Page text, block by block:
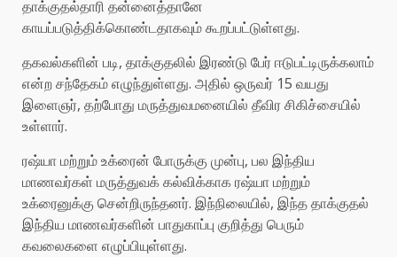
தாக்குதல்தாரி தன்னைத்தானே
காயப்படுத்திக்கொண்டதாகவும் கூறப்பட்டுள்ளது.
தகவல்களின் படி, தாக்குதலில் இரண்டு பேர் ஈடுபட்டிருக்கலாம்
என்ற சந்தேகம் எழுந்துள்ளது. அதில் ஒருவர் 15 வயது
இளைஞர், தற்போது மருத்துவமனையில் தீவிர சிகிச்சையில்
உள்ளார்.
ரஷ்யா மற்றும் உக்ரைன் போருக்கு முன்பு, பல இந்திய
மாணவர்கள் மருத்துவக் கல்விக்காக ரஷ்யா மற்றும்
உக்ரைனுக்கு சென்றிருந்தனர். இந்நிலையில், இந்த தாக்குதல்
இந்திய மாணவர்களின் பாதுகாப்பு குறித்து பெரும்
கவலைகளை எழுப்பியுள்ளது.